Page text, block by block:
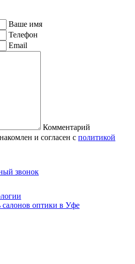
Ваше имя
Телефон
Email
Комментарий
и согласен с политикой
звонок